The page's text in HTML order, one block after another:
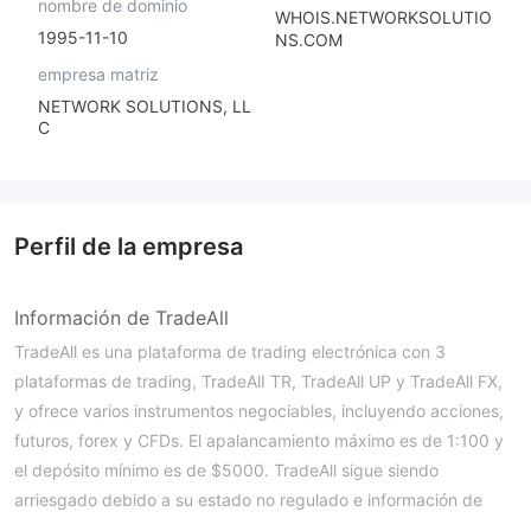
nombre de dominio
1995-11-10
WHOIS.NETWORKSOLUTIO
NS.COM
empresa matriz
NETWORK SOLUTIONS, LL
C
Perfil de la empresa
Información de TradeAll
TradeAll es una plataforma de trading electrónica con 3
plataformas de trading, TradeAlI TR, TradeAll UP y TradeAll FX,
y ofrece varios instrumentos negociables, incluyendo acciones,
futuros, forex y CFDs. El apalancamiento máximo es de 1:100 y
el depósito mínimo es de $5000. TradeAll sigue siendo
arriesgado debido a su estado no regulado e información de